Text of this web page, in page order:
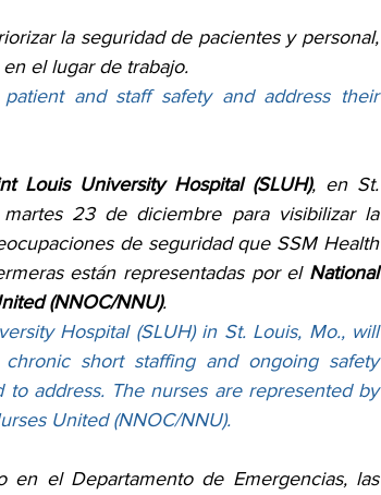
la seguridad de pacientes y personal,
el lugar de trabajo.
and staff safety and address their
Louis University Hospital (SLUH), en St.
23 de diciembre para visibilizar la
de seguridad que SSM Health
están representadas por el National
(NNOC/NNU).
Hospital (SLUH) in St. Louis, Mo., will
short staffing and ongoing safety
address. The nurses are represented by
United (NNOC/NNU).
en el Departamento de Emergencias, las